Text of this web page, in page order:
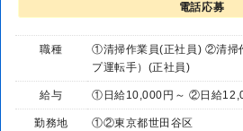
電話応募
職種
①清掃作業員(正社員) ②清掃
プ運転手）(正社員)
給与 ①日給10,000円～ ②日給
勤務地 ①②東京都世田谷区